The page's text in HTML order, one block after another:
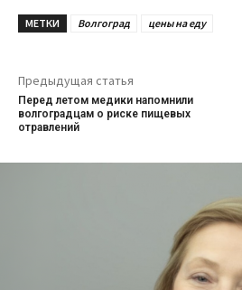
МЕТКИ Волгоград цены на еду
Предыдущая статья
Перед летом медики напомнили
волгоградцам о риске пищевых
отравлений